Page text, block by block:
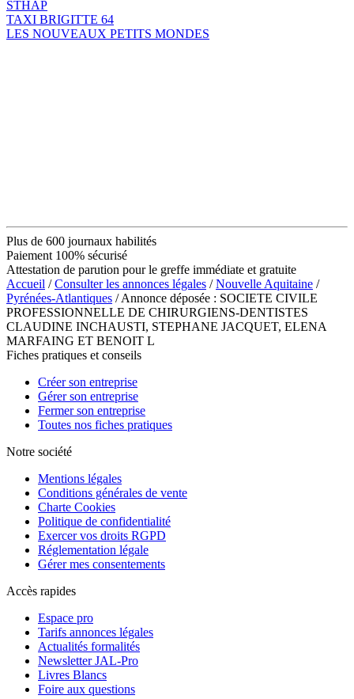
STHAP
TAXI BRIGITTE 64
LES NOUVEAUX PETITS MONDES
Plus de 600 journaux habilités
Paiement 100% sécurisé
Attestation de parution pour le greffe immédiate et gratuite
Accueil /Consulter les annonces légales /Nouvelle Aquitaine /
Pyrénées-Atlantiques / Annonce déposée : SOCIETE CIVILE
PROFESSIONNELLE DE CHIRURGIENS-DENTISTES
CLAUDINE INCHAUSTI, STEPHANE JACQUET, ELENA
MARFAING ET BENOIT L
Fiches pratiques et conseils
Créer son entreprise
Gérer son entreprise
Fermer son entreprise
Toutes nos fiches pratiques
Notre société
Mentions légales
Conditions générales de vente
Charte Cookies
Politique de confidentialité
Exercer vos droits RGPD
Réglementation légale
Gérer mes consentements
Accès rapides
Espace pro
Tarifs annonces légales
Actualités formalités
Newsletter JAL-Pro
Livres Blancs
Foire aux questions